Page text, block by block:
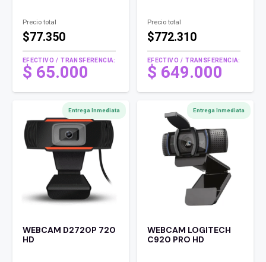
Precio total
$77.350
EFECTIVO / TRANSFERENCIA:
$ 65.000
Precio total
$772.310
EFECTIVO / TRANSFERENCIA:
$ 649.000
Entrega Inmediata
WEBCAM D2720P 720
HD
Entrega Inmediata
WEBCAM LOGITECH
C920 PRO HD